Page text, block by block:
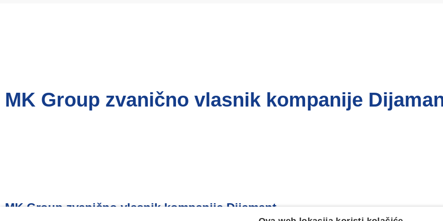
MK Group zvanično vlasnik kompanije
MK Group zvanično vlasnik kompanije Dijamant